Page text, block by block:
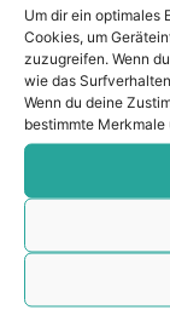
Um dir ein optimales
Cookies, um
zuzugreifen. Wenn
wie das
Wenn du deine
bestimmte
– since 2017.
CONTACT